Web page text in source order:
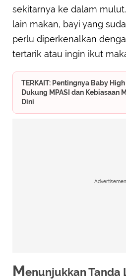
sekitarnya ke dalam
lain makan, bayi yang
perlu diperkenalkan
tertarik atau ingin ikut
TERKAIT: Pentingnya Baby
Dukung MPASI dan Kebiasaan
Dini
Menunjukkan Tanda